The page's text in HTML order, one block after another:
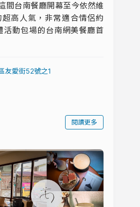
間台南餐廳開幕至今依然維
高人氣，非常適合情侶約
活動包場的台南網美餐廳首
友愛街52號之1
閱讀更多